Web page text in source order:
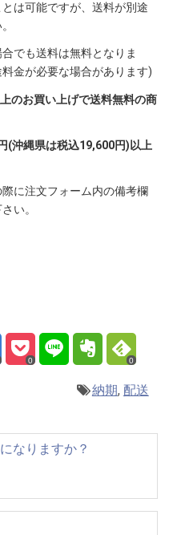
は可能ですが、送料が別途
でも送料は無料となりま
金が必要な場合があります)
のお買い上げで送料無料の商
(沖縄県は税込19,600円)以上
に注文フォーム内の備考欄
い。
0 0
納期, 配送
なりますか？